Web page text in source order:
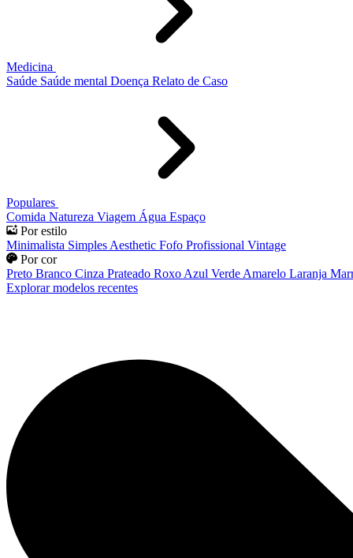
Medicina
Saúde Saúde mental Doença Relato de Caso
Populares
Comida Natureza Viagem Água Espaço
Por estilo
Minimalista Simples Aesthetic Fofo Profissional Vintage
Por cor
Preto Branco Cinza Prateado Roxo Azul Verde Amarelo Laranja
Explorar modelos recentes